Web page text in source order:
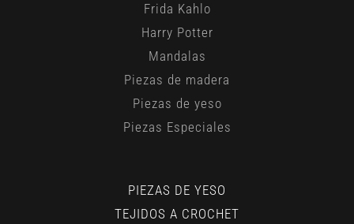
Frida Kahlo
Harry Potter
Mandalas
Piezas de madera
Piezas de yeso
Piezas Especiales
PIEZAS DE YESO
TEJIDOS A CROCHET